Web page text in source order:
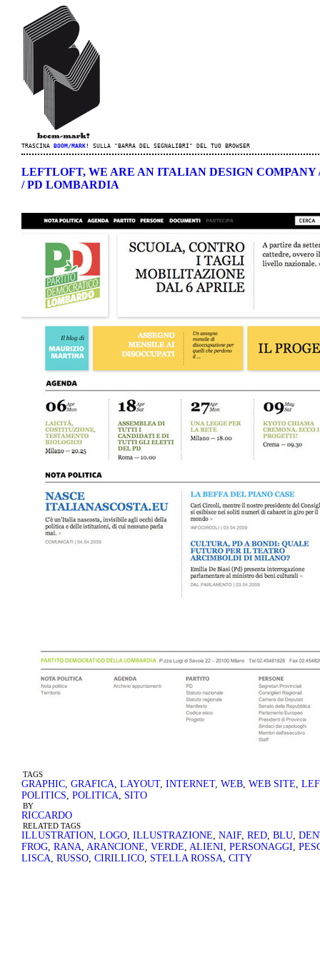
TRASCINA BOOM/MARK! SULLA "BARRA DEL SEGNALIBRI" DEL TUO BROWSER
LEFTLOFT, WE ARE AN ITALIAN DESIGN COMPANY
/ PD LOMBARDIA
TAGS
GRAPHIC, GRAFICA, LAYOUT, INTERNET, WEB, WEB SITE,
POLITICS, POLITICA, SITO
BY
RICCARDO
RELATED TAGS
ILLUSTRATION, LOGO, ILLUSTRAZIONE, NAIF, RED, BLU,
FROG, RANA, ARANCIONE, VERDE, ALIENI, PERSONAGGI,
LISCA, RUSSO, CIRILLICO, STELLA ROSSA, CITY